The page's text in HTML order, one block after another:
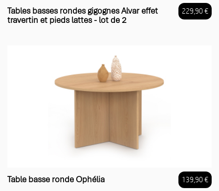
Tables basses rondes gigognes Alvar effet
travertin et pieds lattes - lot de 2
229,90 €
Table basse ronde Ophélia 139,90 €